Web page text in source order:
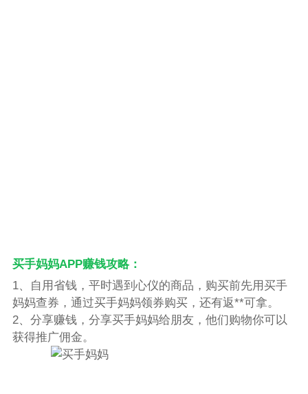
买手妈妈APP赚钱攻略：
1、自用省钱，平时遇到心仪的商品，购买前先用买手
妈妈查券，通过买手妈妈领券购买，还有返**可拿。
2、分享赚钱，分享买手妈妈给朋友，他们购物你可以
获得推广佣金。